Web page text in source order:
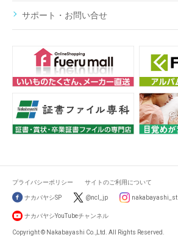
サポート・お問い合せ
プライバシーポリシー サイトのご利用について
ナカバヤシSP @ncl_jp nakabayashi_st
ナカバヤシYouTubeチャンネル
Copyright © Nakabayashi Co.,Ltd. All Rights Reserved.